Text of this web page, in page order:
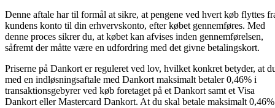
Denne aftale har til formål at sikre, at pengene ved hvert køb flyttes
kundens konto til din erhvervskonto, efter købet gennemføres. Med
denne proces sikrer du, at købet kan afvises inden gennemførelsen,
såfremt der måtte være en udfordring med det givne betalingskort.
Priserne på Dankort er reguleret ved lov, hvilket konkret betyder, at
med en indløsningsaftale med Dankort maksimalt betaler 0,46% i
transaktionsgebyrer ved køb foretaget på et Dankort samt et Visa
Dankort eller Mastercard Dankort. At du skal betale maksimalt 0,46%